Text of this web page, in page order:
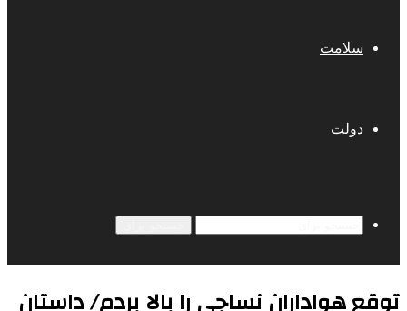
سلامت
دولت
توقع هواداران نساجی را بالا بردم/ داستان